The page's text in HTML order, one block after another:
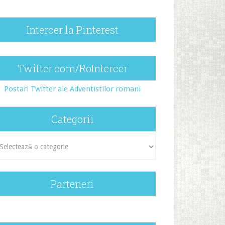
Intercer la Pinterest
Twitter.com/RoIntercer
Postari Twitter ale Adventistilor romani
Categorii
Parteneri